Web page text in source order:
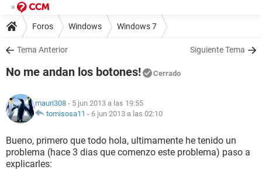
Foros Windows Windows 7
Tema Anterior Siguiente Tema
No me andan los botones! Cerrado
mauri308 - 5 jun 2013 a las 19:55
tomisosa11 - 6 jun 2013 a las 02:10
Bueno, primero que todo hola, ultimamente he tenido un
problema (hace 3 dias que comenzo este problema) paso a
explicarles: